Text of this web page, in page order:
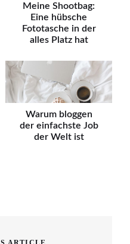
Meine Shootbag:
Eine hübsche
Fototasche in der
alles Platz hat
Warum bloggen
der einfachste Job
der Welt ist